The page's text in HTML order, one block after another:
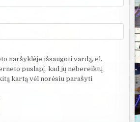
naršyklėje išsaugoti vardą, el.
puslapį, kad jų nebereiktų
kartą vėl norėsiu parašyti